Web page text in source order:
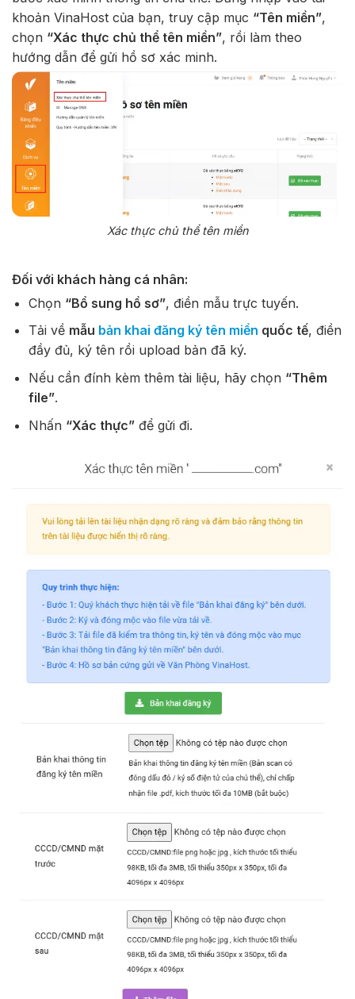
khoản VinaHost của bạn, truy cập mục “Tên miền”,
chọn “Xác thực chủ thể tên miền”, rồi làm theo
hướng dẫn để gửi hồ sơ xác minh.
Xác thực chủ thể tên miền
Đối với khách hàng cá nhân:
Chọn “Bổ sung hồ sơ”, điền mẫu trực tuyến.
Tải về mẫu bản khai đăng ký tên miền quốc tế, điền
đầy đủ, ký tên rồi upload bản đã ký.
Nếu cần đính kèm thêm tài liệu, hãy chọn “Thêm
file”.
Nhấn “Xác thực”để gửi đi.